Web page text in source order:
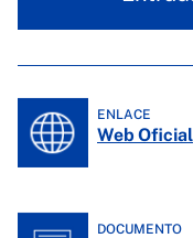
ENLACE
Web Oficial
DOCUMENTO